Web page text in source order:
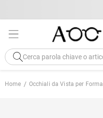
Home Occhiali da Vista per Forma